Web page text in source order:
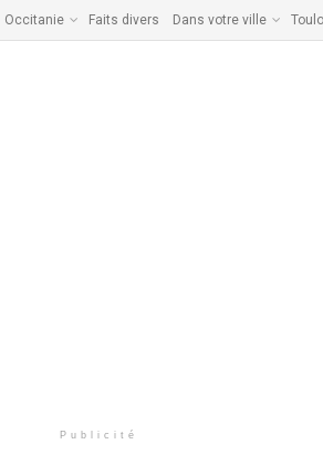
Occitanie Faits divers Dans votre ville
Publicité